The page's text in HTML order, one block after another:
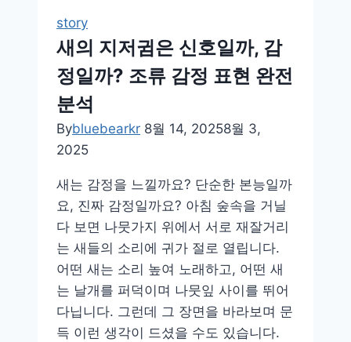
주
인
공
찾
story
새의 지저귐은 신호일까, 감
정일까? 조류 감정 표현 완전
분석
Bybluebearkr 8월 14, 20258월 3,
2025
새는 감정을 느낄까요? 단순한 본능일까
요, 진짜 감정일까요? 아침 숲속을 거닐
다 보면 나뭇가지 위에서 서로 재잘거리
는 새들의 소리에 귀가 절로 열립니다.
어떤 새는 소리 높여 노래하고, 어떤 새
는 날개를 퍼덕이며 나뭇잎 사이를 뛰어
다닙니다. 그런데 그 장면을 바라보며 문
득 이런 생각이 드셨을 수도 있습니다.